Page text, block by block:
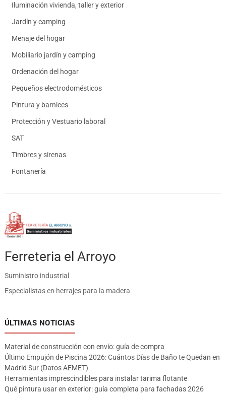
Iluminación vivienda, taller y exterior
Jardín y camping
Menaje del hogar
Mobiliario jardín y camping
Ordenación del hogar
Pequeños electrodomésticos
Pintura y barnices
Protección y Vestuario laboral
SAT
Timbres y sirenas
Fontanería
Ferreteria el Arroyo
Suministro industrial
Especialistas en herrajes para la madera
ÚLTIMAS NOTICIAS
Material de construcción con envío: guía de compra
Último Empujón de Piscina 2026: Cuántos Días de Baño te Quedan en
Madrid Sur (Datos AEMET)
Herramientas imprescindibles para instalar tarima flotante
Qué pintura usar en exterior: guía completa para fachadas 2026